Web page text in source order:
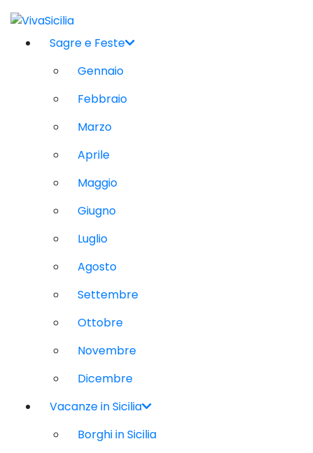
Sagre e Feste
Gennaio
Febbraio
Marzo
Aprile
Maggio
Giugno
Luglio
Agosto
Settembre
Ottobre
Novembre
Dicembre
Vacanze in Sicilia
Borghi in Sicilia